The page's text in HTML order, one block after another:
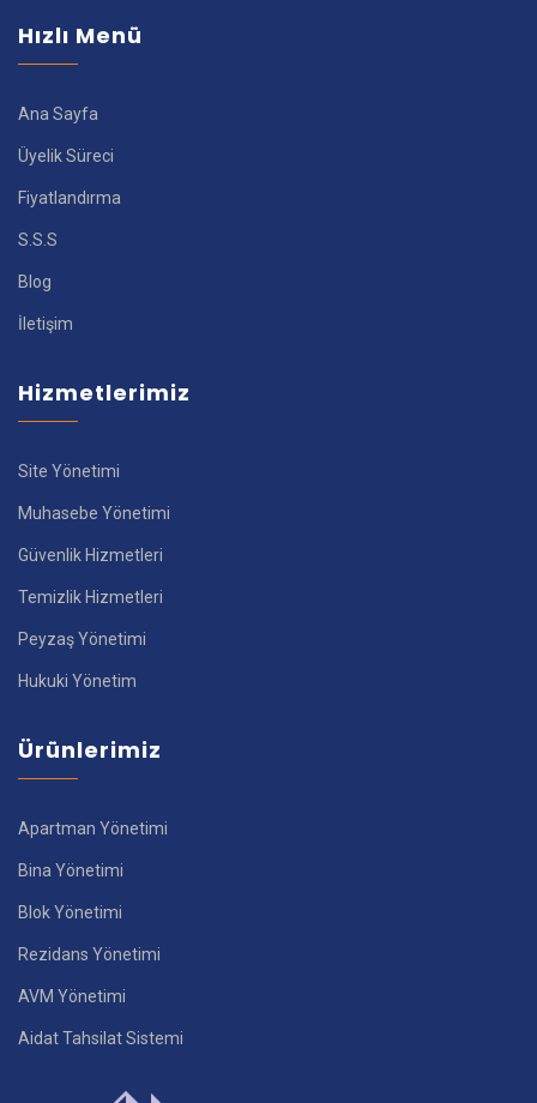
Hızlı Menü
Ana Sayfa
Üyelik Süreci
Fiyatlandırma
S.S.S
Blog
İletişim
Hizmetlerimiz
Site Yönetimi
Muhasebe Yönetimi
Güvenlik Hizmetleri
Temizlik Hizmetleri
Peyzaş Yönetimi
Hukuki Yönetim
Ürünlerimiz
Apartman Yönetimi
Bina Yönetimi
Blok Yönetimi
Rezidans Yönetimi
AVM Yönetimi
Aidat Tahsilat Sistemi